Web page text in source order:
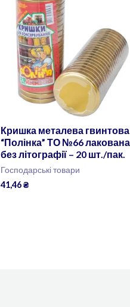
Кришка металева гвинтова
“Полінка” ТО №66 лакована
без літографії – 20 шт./пак.
Господарські товари
41,46₴